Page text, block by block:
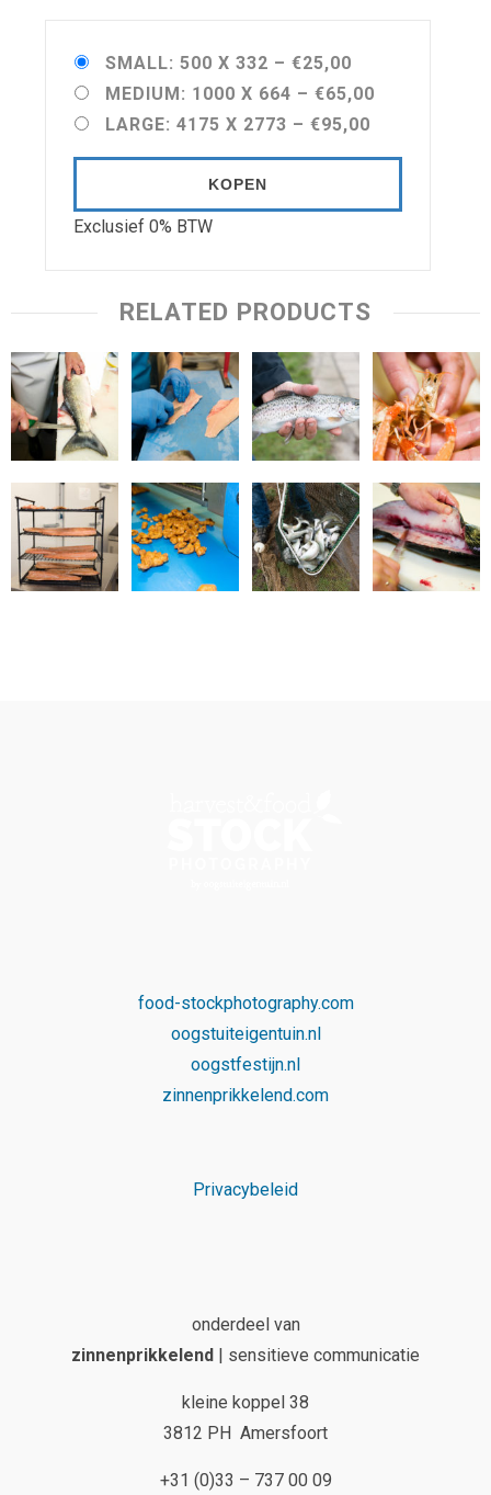
SMALL: 500 X 332 – €25,00
MEDIUM: 1000 X 664 – €65,00
LARGE: 4175 X 2773 – €95,00
KOPEN
Exclusief 0% BTW
RELATED PRODUCTS
food-stockphotography.com
oogstuiteigentuin.nl
oogstfestijn.nl
zinnenprikkelend.com
Privacybeleid
onderdeel van
zinnenprikkelend | sensitieve communicatie
kleine koppel 38
3812 PH Amersfoort
+31 (0)33 – 737 00 09